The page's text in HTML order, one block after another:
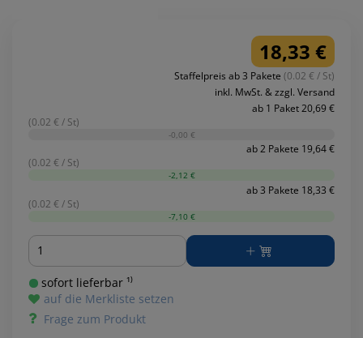
18,33 €
Staffelpreis ab 3 Pakete (0.02 € / St)
inkl. MwSt. & zzgl. Versand
ab 1 Paket 20,69 €
(0.02 € / St)
-0,00 €
ab 2 Pakete 19,64 €
(0.02 € / St)
-2,12 €
ab 3 Pakete 18,33 €
(0.02 € / St)
-7,10 €
Menge
sofort lieferbar ¹⁾
auf die Merkliste setzen
Frage zum Produkt